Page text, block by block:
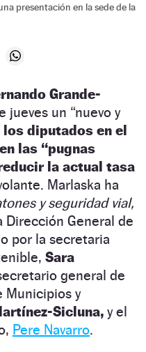
presentación en la sede de la
Grande-
jueves un “nuevo y
los diputados en el
las “pugnas
la actual tasa
Marlaska ha
y seguridad vial,
Dirección General de
por la secretaria
Sara
general de
Municipios y
Sicluna, y el
Pere Navarro.